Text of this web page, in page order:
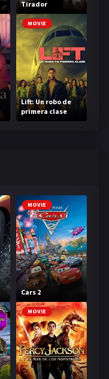
Tirador
MOVIE
Lift: Un robo de
primera clase
MOVIE
Cars 2
MOVIE